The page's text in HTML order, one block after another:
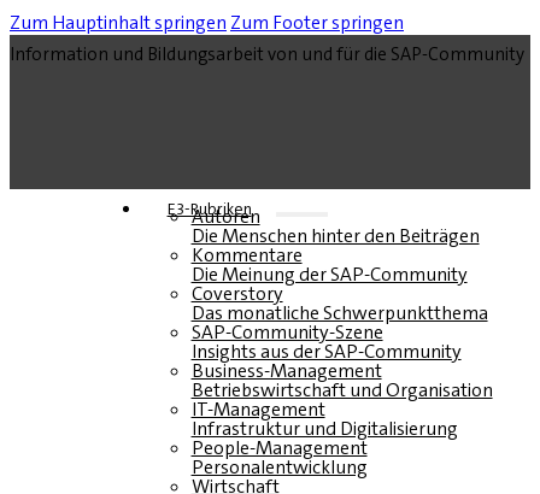
Zum Hauptinhalt springen Zum Footer springen
Information und Bildungsarbeit von und für die SAP-Community
E3-Rubriken
Autoren
Die Menschen hinter den Beiträgen
Kommentare
Die Meinung der SAP-Community
Coverstory
Das monatliche Schwerpunktthema
SAP-Community-Szene
Insights aus der SAP-Community
Business-Management
Betriebswirtschaft und Organisation
IT-Management
Infrastruktur und Digitalisierung
People-Management
Personalentwicklung
Wirtschaft